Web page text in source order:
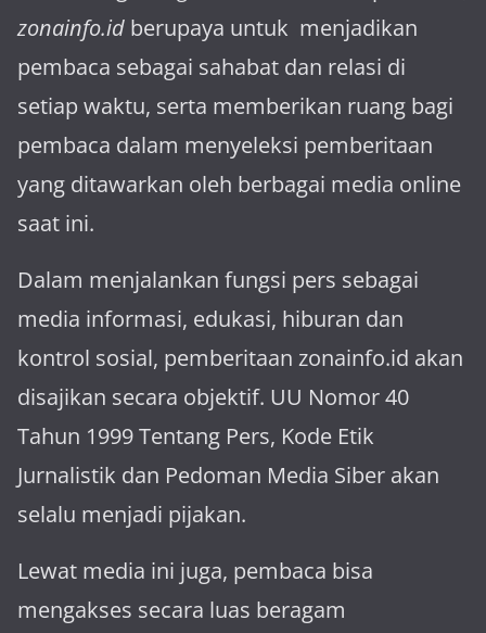
zonainfo.id berupaya untuk menjadikan
pembaca sebagai sahabat dan relasi di
setiap waktu, serta memberikan ruang bagi
pembaca dalam menyeleksi pemberitaan
yang ditawarkan oleh berbagai media online
saat ini.
Dalam menjalankan fungsi pers sebagai
media informasi, edukasi, hiburan dan
kontrol sosial, pemberitaan zonainfo.id akan
disajikan secara objektif. UU Nomor 40
Tahun 1999 Tentang Pers, Kode Etik
Jurnalistik dan Pedoman Media Siber akan
selalu menjadi pijakan.
Lewat media ini juga, pembaca bisa
mengakses secara luas beragam